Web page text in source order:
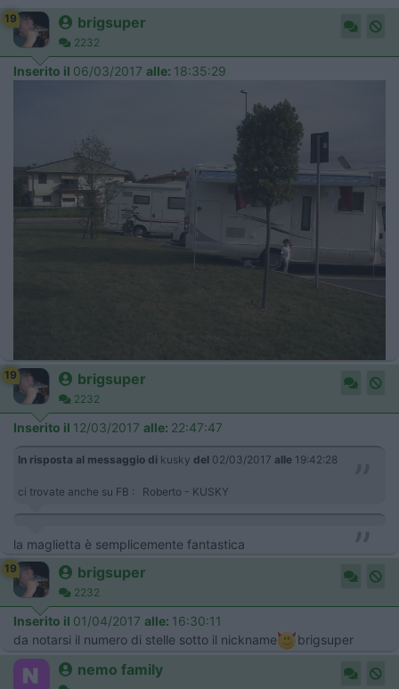
19 brigsuper
2232
Inserito il 06/03/2017 alle: 18:35:29
19 brigsuper
2232
Inserito il 12/03/2017 alle: 22:47:47
In risposta al messaggio di kusky del 02/03/2017 alle 19:42:28
ci trovate anche su FB : Roberto - KUSKY
la maglietta è semplicemente fantastica
19 brigsuper
2232
Inserito il 01/04/2017 alle: 16:30:11
da notarsi il numero di stelle sotto il nickname
brigsuper
nemo family